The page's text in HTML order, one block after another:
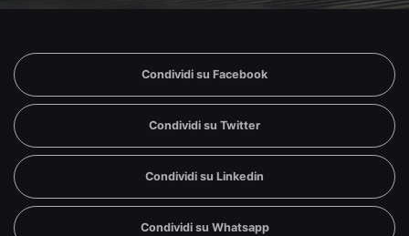
Condividi su Facebook
Condividi su Twitter
Condividi su Linkedin
Condividi su Whatsapp